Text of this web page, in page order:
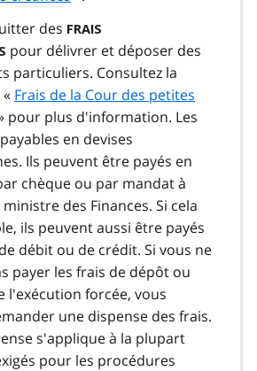
des FRAIS
pour délivrer et déposer des
particuliers. Consultez la
Frais de la Cour des petites
pour plus d'information. Les
en devises
Ils peuvent être payés en
chèque ou par mandat à
des Finances. Si cela
ils peuvent aussi être payés
débit ou de crédit. Si vous ne
payer les frais de dépôt ou
l'exécution forcée, vous
une dispense des frais.
s'applique à la plupart
pour les procédures